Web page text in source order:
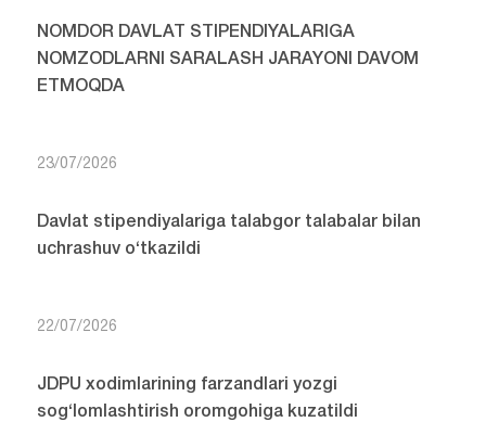
NOMDOR DAVLAT STIPENDIYALARIGA
NOMZODLARNI SARALASH JARAYONI DAVOM
ETMOQDA
23/07/2026
Davlat stipendiyalariga talabgor talabalar bilan
uchrashuv o‘tkazildi
22/07/2026
JDPU xodimlarining farzandlari yozgi
sog‘lomlashtirish oromgohiga kuzatildi